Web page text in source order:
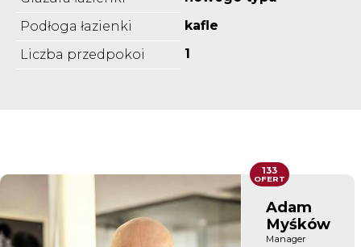
Podłoga łazienki
kafle
Liczba przedpokoi
1
Adam
Myśków
Manager
133
OFERT